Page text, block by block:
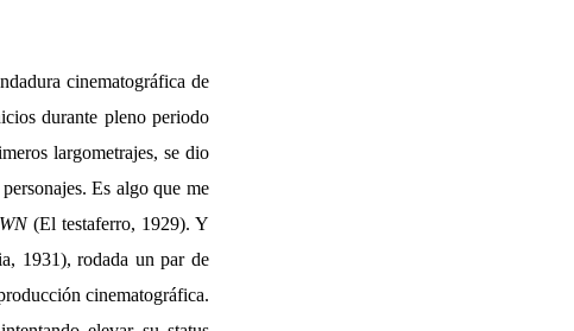
cinematográfica de
durante pleno periodo
largometrajes, se dio
Es algo que me
(El testaferro, 1929). Y
1931), rodada un par de
cinematográfica.